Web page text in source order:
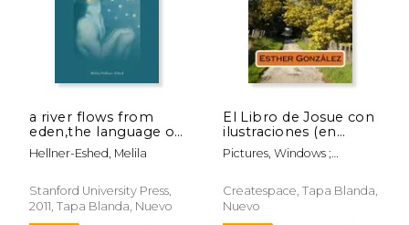
Rápido Rápido
a river flows from
eden,the language of
mystical experience
in the zohar (en
Hellner-Eshed, Melila
Stanford University Press,
2011, Tapa Blanda, Nuevo
El Libro de Josue con
ilustraciones (en
Galego)
Pictures, Windows ;
Createspace, Tapa Blanda,
Nuevo